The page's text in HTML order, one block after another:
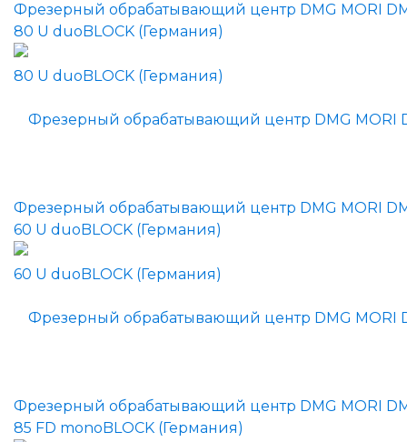
Фрезерный обрабатывающий центр DMG MORI
80 U duoBLOCK (Германия)
Фрезерный обрабатывающий центр DMG MORI
60 U duoBLOCK (Германия)
Фрезерный обрабатывающий центр DMG MORI
85 FD monoBLOCK (Германия)